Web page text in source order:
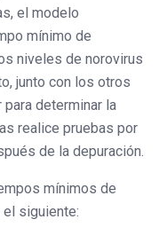
el modelo
mínimo de
niveles de norovirus
junto con los otros
determinar la
realice pruebas por
de la depuración.
mínimos de
siguiente: